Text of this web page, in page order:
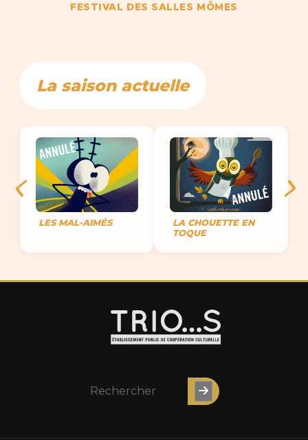
FESTIVAL DES SALLES MÔMES
La saison actuelle
LES MAL-AIMÉS
LA CHOUETTE EN
TOQUE